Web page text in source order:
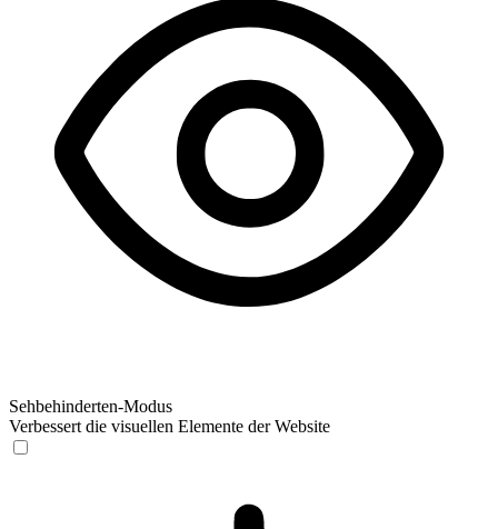
Sehbehinderten-Modus
Verbessert die visuellen Elemente der Website